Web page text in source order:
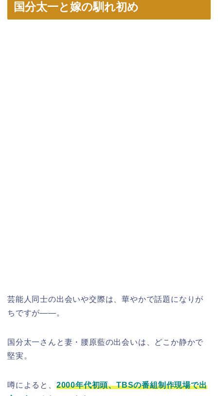
国分太一と嫁の馴れ初め
芸能人同士の出会いや交際は、華やかで話題になりが
ちですが――。
国分太一さんと妻・腰原藍の出会いは、どこか静かで
堅実。
噂によると、 2000年代初頭、TBSの番組制作現場で出